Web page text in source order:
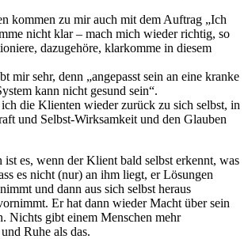
kommen zu mir auch mit dem Auftrag „Ich
nicht klar – mach mich wieder richtig, so
dazugehöre, klarkomme in diesem
mir sehr, denn „angepasst sein an eine kranke
kann nicht gesund sein“.
die Klienten wieder zurück zu sich selbst, in
und Selbst-Wirksamkeit und den Glauben
ist es, wenn der Klient bald selbst erkennt, was
es nicht (nur) an ihm liegt, er Lösungen
und dann aus sich selbst heraus
Er hat dann wieder Macht über sein
Nichts gibt einem Menschen mehr
Ruhe als das.